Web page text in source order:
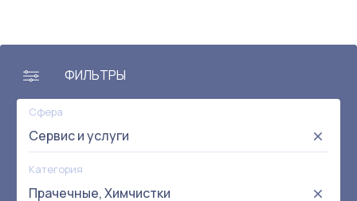
ФИЛЬТРЫ
Сфера
Сервис и услуги
Категория
Прачечные, Химчистки